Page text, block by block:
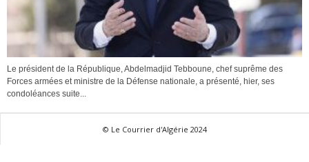
Le président de la République, Abdelmadjid Tebboune, chef suprême des
Forces armées et ministre de la Défense nationale, a présenté, hier, ses
condoléances suite...
© Le Courrier d'Algérie 2024